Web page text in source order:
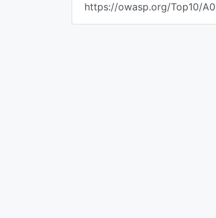
https://owasp.org/Top10/